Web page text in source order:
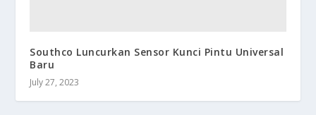
Southco Luncurkan Sensor Kunci Pintu Universal
Baru
July 27, 2023